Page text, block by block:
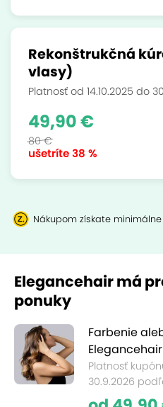
Rekonštrukčná
vlasy)
Platnosť od 14.10.2025 do
ušetríte38 %
49,90 €
80 €
Nákupom získate minimálne
Elegancehair má
ponuky
Farbenie
Elegancehair
Platnosť
30.9.2026